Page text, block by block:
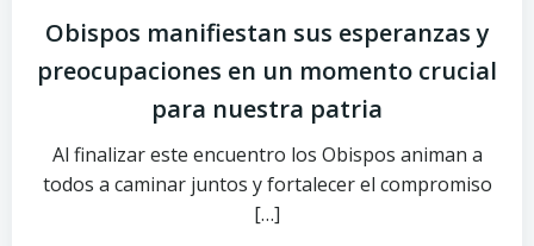
Obispos manifiestan sus esperanzas y
preocupaciones en un momento crucial
para nuestra patria
Al finalizar este encuentro los Obispos animan a
todos a caminar juntos y fortalecer el compromiso
[…]